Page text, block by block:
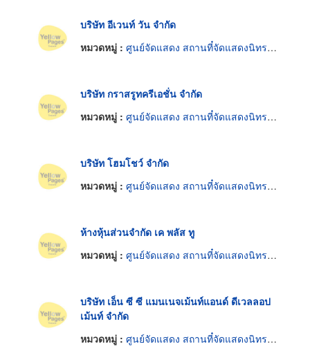
บริษัท อีเวนท์ วัน จำกัด
หมวดหมู่ : ศูนย์จัดแสดง สถานที๋จัดแสดงนิทรรศการ
บริษัท กราสรูทครีเอชั่น จำกัด
หมวดหมู่ : ศูนย์จัดแสดง สถานที๋จัดแสดงนิทรรศการ
บริษัท โฮมโชว์ จำกัด
หมวดหมู่ : ศูนย์จัดแสดง สถานที๋จัดแสดงนิทรรศการ
ห้างหุ้นส่วนจำกัด เค พลัส ทู
หมวดหมู่ : ศูนย์จัดแสดง สถานที๋จัดแสดงนิทรรศการ
บริษัท เอ็น ซี ซี แมนเนจเม้นท์แอนด์ ดีเวลลอป
เม้นท์ จำกัด
หมวดหมู่ : ศูนย์จัดแสดง สถานที๋จัดแสดงนิทรรศการ